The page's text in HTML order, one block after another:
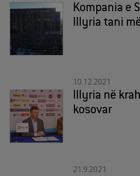
Kompania e
Illyria tani
10.12.2021
Illyria në
kosovar
21.9.2021